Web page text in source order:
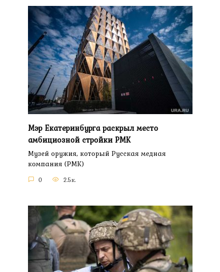
Мэр Екатеринбурга раскрыл место
амбициозной стройки РМК
Музей оружия, который Русская медная
компания (РМК)
0 2.5к.